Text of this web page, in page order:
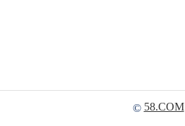
© 58.COM